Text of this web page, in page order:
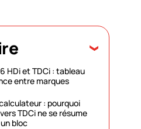
HDi et TDCi : tableau
entre marques
: pourquoi
TDCi ne se résume
bloc